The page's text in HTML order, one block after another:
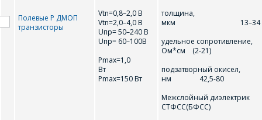
ПОИСК
Полевые Р ДМОП
транзисторы
Vtn=0,8–2,0 В
Vtn=2,0–4,0 В
Uпр= 50–240 В
Uпр= 60–100В
Pmax=1,0
Вт
Pmax=150 Вт
толщина,
мкм 13–34
удельное сопротивление,
Ом*см (2-21)
подзатворный окисел,
нм 42,5-80
Межслойный диэлектрик
СТФСС(БФСС)
Организация*
Телефон*
Интересующий товар/